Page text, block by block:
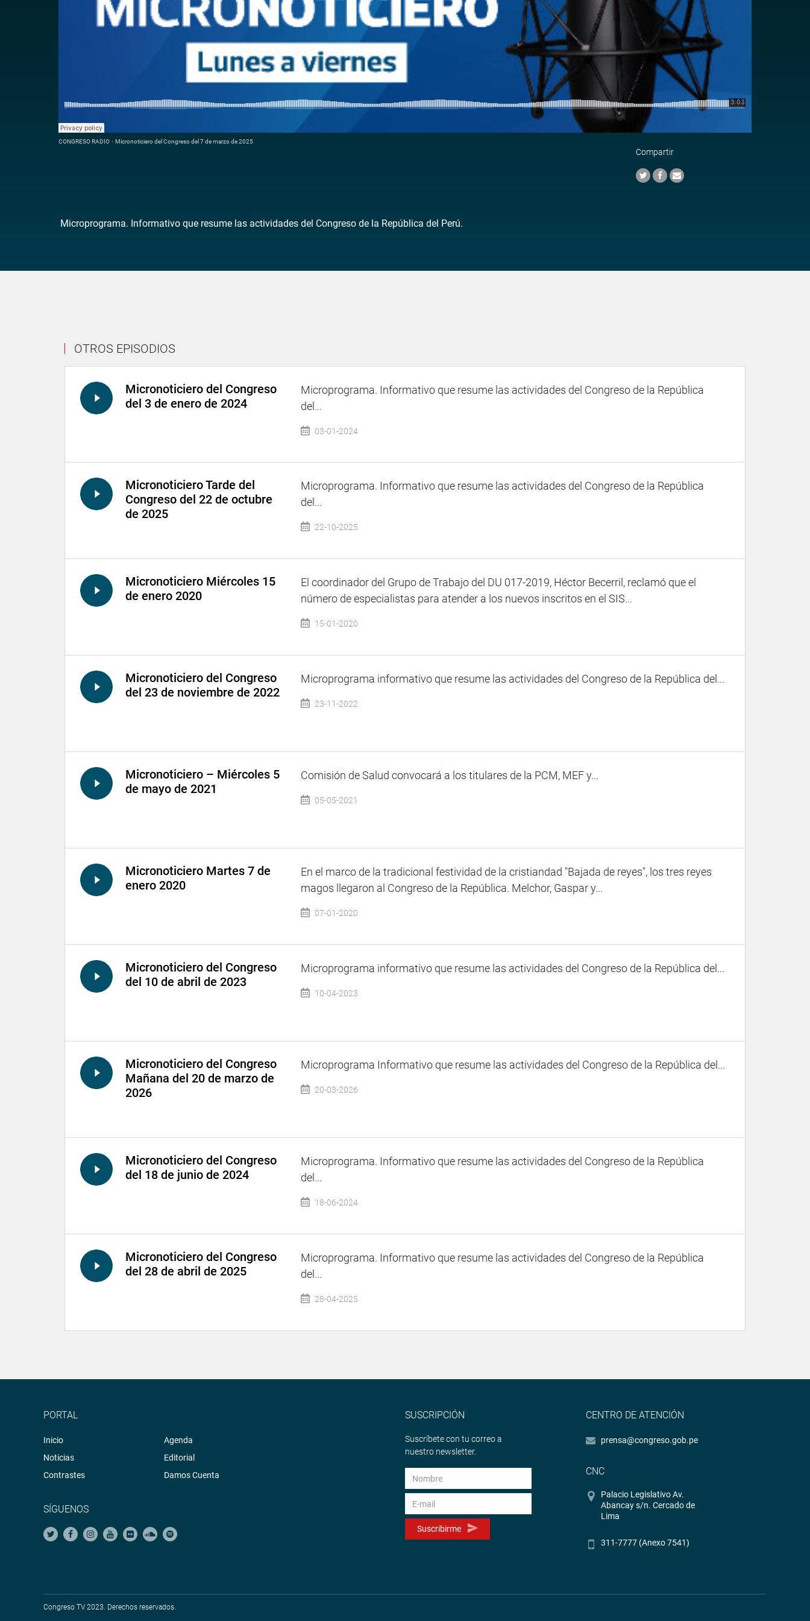
CONGRESO RADIO · Micronoticiero del Congreso del 7 de marzo de 2025
Compartir
Microprograma. Informativo que resume las actividades del Congreso de la República del Perú.
OTROS EPISODIOS
Micronoticiero del Congreso
del 3 de enero de 2024
Microprograma. Informativo que resume las actividades del Congreso de la República
del...
03-01-2024
Micronoticiero Tarde del
Congreso del 22 de octubre
de 2025
Microprograma. Informativo que resume las actividades del Congreso de la República
del...
22-10-2025
Micronoticiero Miércoles 15
de enero 2020
El coordinador del Grupo de Trabajo del DU 017-2019, Héctor Becerril, reclamó que el
número de especialistas para atender a los nuevos inscritos en el SIS...
15-01-2020
Micronoticiero del Congreso
del 23 de noviembre de 2022
Microprograma informativo que resume las actividades del Congreso de la República del...
23-11-2022
Micronoticiero – Miércoles 5
de mayo de 2021
Comisión de Salud convocará a los titulares de la PCM, MEF y...
05-05-2021
Micronoticiero Martes 7 de
enero 2020
En el marco de la tradicional festividad de la cristiandad "Bajada de reyes", los tres reyes
magos llegaron al Congreso de la República. Melchor, Gaspar y...
07-01-2020
Micronoticiero del Congreso
del 10 de abril de 2023
Microprograma informativo que resume las actividades del Congreso de la República del...
10-04-2023
Micronoticiero del Congreso
Mañana del 20 de marzo de
2026
Microprograma Informativo que resume las actividades del Congreso de la República del...
20-03-2026
Micronoticiero del Congreso
del 18 de junio de 2024
Microprograma. Informativo que resume las actividades del Congreso de la República
del...
18-06-2024
Micronoticiero del Congreso
del 28 de abril de 2025
Microprograma. Informativo que resume las actividades del Congreso de la República
del...
28-04-2025
PORTAL
Inicio
Noticias
Contrastes
Agenda
Editorial
Damos Cuenta
SÍGUENOS
SUSCRIPCIÓN
Suscríbete con tu correo a
nuestro newsletter.
Suscribirme
CENTRO DE ATENCIÓN
prensa@congreso.gob.pe
CNC
Palacio Legislativo Av.
Abancay s/n. Cercado de
Lima
311-7777 (Anexo 7541)
Congreso TV 2023. Derechos reservados.